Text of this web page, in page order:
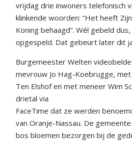
vrijdag drie inwoners telefonisch
klinkende woorden: “Het heeft
Koning behaagd”. Wél gebeld
opgespeld. Dat gebeurt later dit
Burgemeester Welten
mevrouw Jo Hag-Koebrugge,
Ten Elshof en met meneer Wim
drietal via
FaceTime dat ze werden
van Oranje-Nassau. De
bos bloemen bezorgen bij de